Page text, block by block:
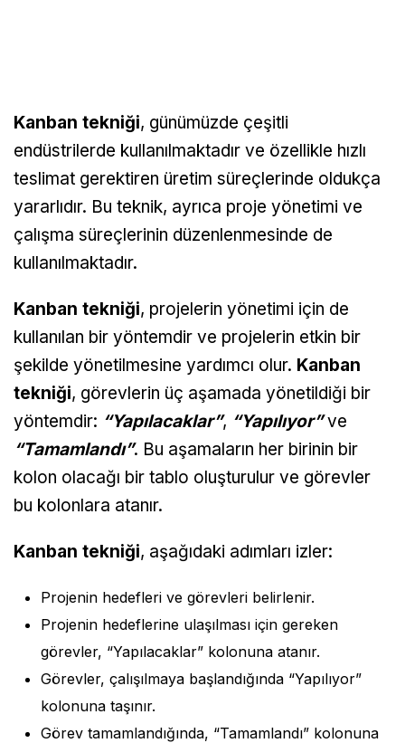
Kanban tekniği, günümüzde çeşitli
endüstrilerde kullanılmaktadır ve özellikle hızlı
teslimat gerektiren üretim süreçlerinde oldukça
yararlıdır. Bu teknik, ayrıca proje yönetimi ve
çalışma süreçlerinin düzenlenmesinde de
kullanılmaktadır.
Kanban tekniği, projelerin yönetimi için de
kullanılan bir yöntemdir ve projelerin etkin bir
şekilde yönetilmesine yardımcı olur. Kanban
tekniği, görevlerin üç aşamada yönetildiği bir
yöntemdir: “Yapılacaklar”, “Yapılıyor”ve
“Tamamlandı”. Bu aşamaların her birinin bir
kolon olacağı bir tablo oluşturulur ve görevler
bu kolonlara atanır.
Kanban tekniği, aşağıdaki adımları izler:
Projenin hedefleri ve görevleri belirlenir.
Projenin hedeflerine ulaşılması için gereken
görevler, “Yapılacaklar” kolonuna atanır.
Görevler, çalışılmaya başlandığında “Yapılıyor”
kolonuna taşınır.
Görev tamamlandığında, “Tamamlandı” kolonuna